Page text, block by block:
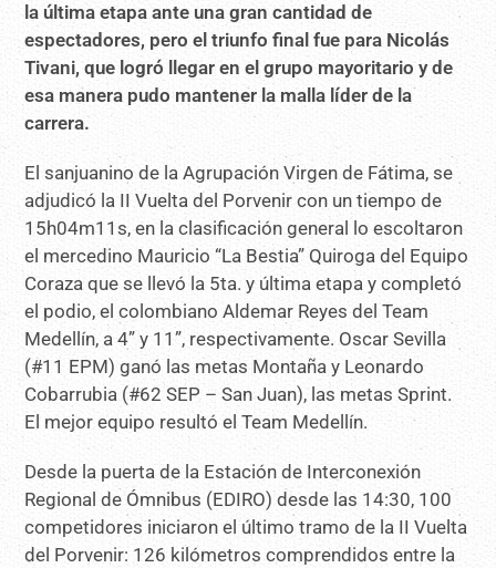
la última etapa ante una gran cantidad de
espectadores, pero el triunfo final fue para Nicolás
Tivani, que logró llegar en el grupo mayoritario y de
esa manera pudo mantener la malla líder de la
carrera.
El sanjuanino de la Agrupación Virgen de Fátima, se
adjudicó la II Vuelta del Porvenir con un tiempo de
15h04m11s, en la clasificación general lo escoltaron
el mercedino Mauricio “La Bestia” Quiroga del Equipo
Coraza que se llevó la 5ta. y última etapa y completó
el podio, el colombiano Aldemar Reyes del Team
Medellín, a 4” y 11”, respectivamente. Oscar Sevilla
(#11 EPM) ganó las metas Montaña y Leonardo
Cobarrubia (#62 SEP – San Juan), las metas Sprint.
El mejor equipo resultó el Team Medellín.
Desde la puerta de la Estación de Interconexión
Regional de Ómnibus (EDIRO) desde las 14:30, 100
competidores iniciaron el último tramo de la II Vuelta
del Porvenir: 126 kilómetros comprendidos entre la